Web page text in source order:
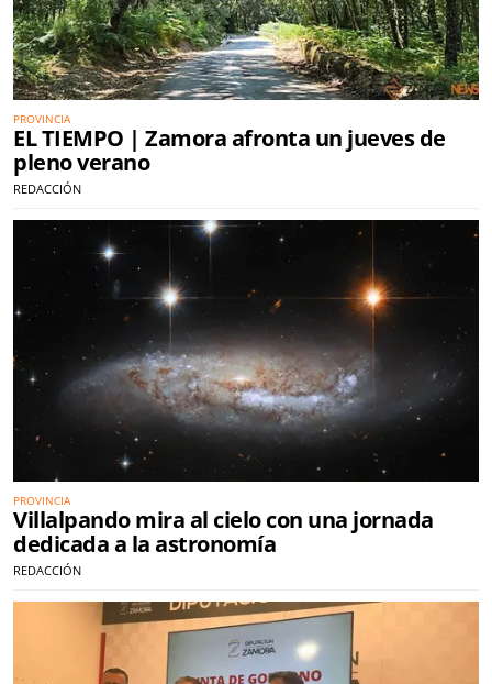
PROVINCIA
EL TIEMPO | Zamora afronta un jueves de
pleno verano
REDACCIÓN
PROVINCIA
Villalpando mira al cielo con una jornada
dedicada a la astronomía
REDACCIÓN